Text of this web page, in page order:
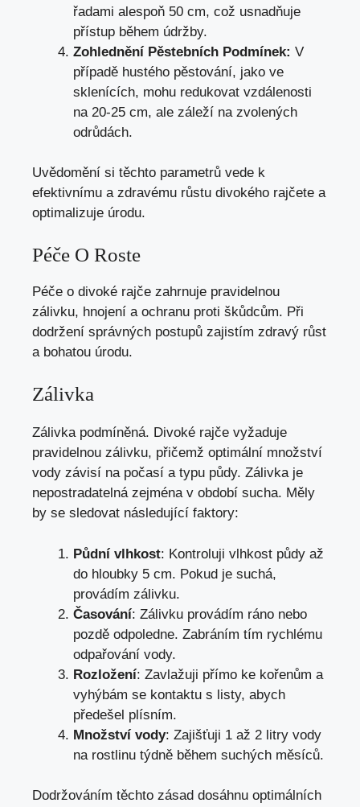
řadami alespoň 50 cm, což usnadňuje
přístup během údržby.
Zohlednění Pěstebních Podmínek: V
případě hustého pěstování, jako ve
sklenících, mohu redukovat vzdálenosti
na 20-25 cm, ale záleží na zvolených
odrůdách.
Uvědomění si těchto parametrů vede k
efektivnímu a zdravému růstu divokého rajčete a
optimalizuje úrodu.
Péče O Roste
Péče o divoké rajče zahrnuje pravidelnou
zálivku, hnojení a ochranu proti škůdcům. Při
dodržení správných postupů zajistím zdravý růst
a bohatou úrodu.
Zálivka
Zálivka podmíněná. Divoké rajče vyžaduje
pravidelnou zálivku, přičemž optimální množství
vody závisí na počasí a typu půdy. Zálivka je
nepostradatelná zejména v období sucha. Měly
by se sledovat následující faktory:
Půdní vlhkost: Kontroluji vlhkost půdy až
do hloubky 5 cm. Pokud je suchá,
provádím zálivku.
Časování: Zálivku provádím ráno nebo
pozdě odpoledne. Zabráním tím rychlému
odpařování vody.
Rozložení: Zavlažuji přímo ke kořenům a
vyhýbám se kontaktu s listy, abych
předešel plísním.
Množství vody: Zajišťuji 1 až 2 litry vody
na rostlinu týdně během suchých měsíců.
Dodržováním těchto zásad dosáhnu optimálních